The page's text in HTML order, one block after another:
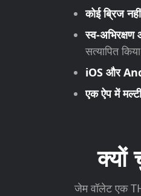
कोई ब्रिज
स्व-
सत्यापित
iOS और
एक ऐप में
जेम वॉलेट एक